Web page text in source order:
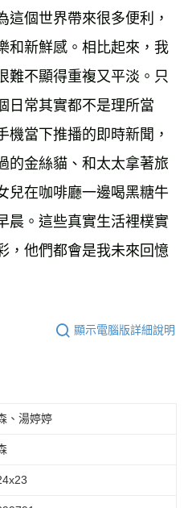
這個世界帶來很多便利，
和新鮮感。相比起來，我
難不顯得重複又平淡。只
日常其實都不是理所當
機當下推播的即時新聞，
的金絲貓、和太太拿著旅
兒在咖啡廳一邊喝黑糖牛
晨。這些真實生活裡樸實
，他們都會是我未來回憶
顯示電腦版詳細說明
、湯婷婷